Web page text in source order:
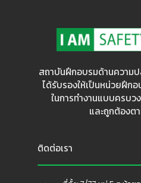
สถาบันฝึกอบรมด้านความป
ได้รับรองให้เป็นหน่วยฝึก
ในการทำงานแบบครบว
และถูกต้องต
ติดต่อเรา